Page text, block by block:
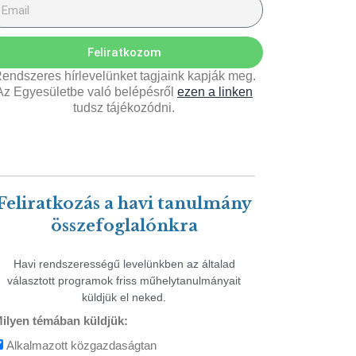
Feliratkozom
hírlevelünket tagjaink kapják meg.
Egyesületbe való belépésről ezen a linken
tudsz tájékozódni.
a havi tanulmány
összefoglalónkra
Havi rendszerességű levelünkben az általad
választott programok friss műhelytanulmányait
küldjük el neked.
témában küldjük:
Alkalmazott közgazdaságtan